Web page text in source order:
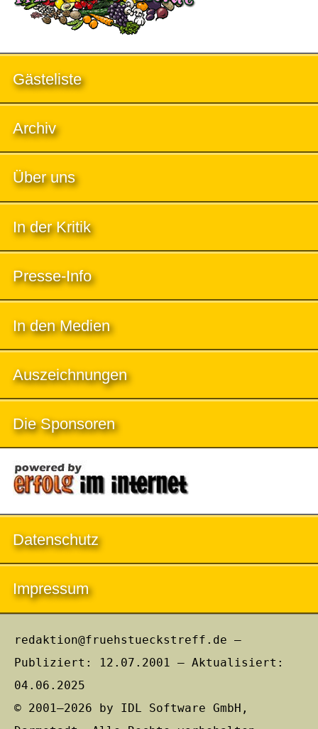
Gästeliste
Archiv
Über uns
In der Kritik
Presse-Info
In den Medien
Auszeichnungen
Die Sponsoren
Datenschutz
Impressum
redaktion@fruehstueckstreff.de –
Publiziert: 12.07.2001 – Aktualisiert:
04.06.2025
© 2001–2026 by IDL Software GmbH,